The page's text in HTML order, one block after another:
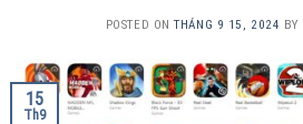
POSTED ONTHÁNG 9 15, 2024 BY
15
Th9